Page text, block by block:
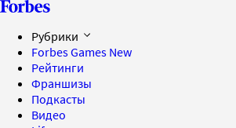
Рубрики
Forbes Games New
Рейтинги
Франшизы
Подкасты
Видео